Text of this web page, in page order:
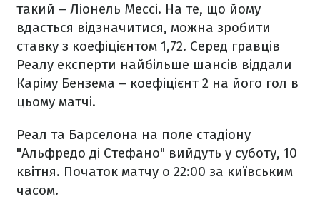
такий – Ліонель Мессі. На те, що йому
вдасться відзначитися, можна зробити
ставку з коефіцієнтом 1,72. Серед гравців
Реалу експерти найбільше шансів віддали
Каріму Бензема – коефіцієнт 2 на його гол в
цьому матчі.
Реал та Барселона на поле стадіону
"Альфредо ді Стефано" вийдуть у суботу, 10
квітня. Початок матчу о 22:00 за київським
часом.